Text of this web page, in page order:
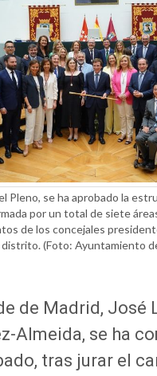
Pleno, se ha aprobado la
por un total de siete
de los concejales
distrito.(Foto: Ayuntamiento
de Madrid, José
Almeida, se ha
tras jurar el